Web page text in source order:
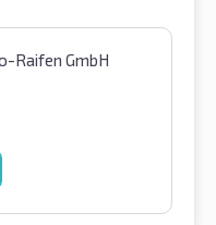
Raifen GmbH